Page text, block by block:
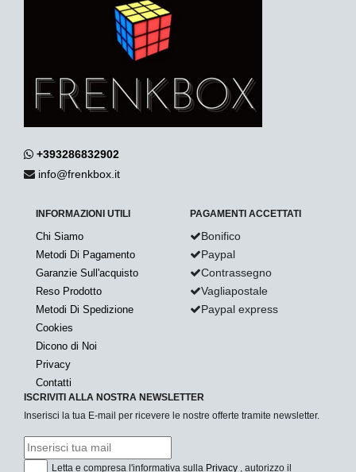
+393286832902
info@frenkbox.it
INFORMAZIONI UTILI
Chi Siamo
Metodi Di Pagamento
Garanzie Sull'acquisto
Reso Prodotto
Metodi Di Spedizione
Cookies
Dicono di Noi
Privacy
Contatti
PAGAMENTI ACCETTATI
Bonifico
Paypal
Contrassegno
Vagliapostale
Paypal express
ISCRIVITI ALLA NOSTRA NEWSLETTER
Inserisci la tua E-mail per ricevere le nostre offerte tramite newsletter.
Letta e compresa l'informativa sulla Privacy , autorizzo il